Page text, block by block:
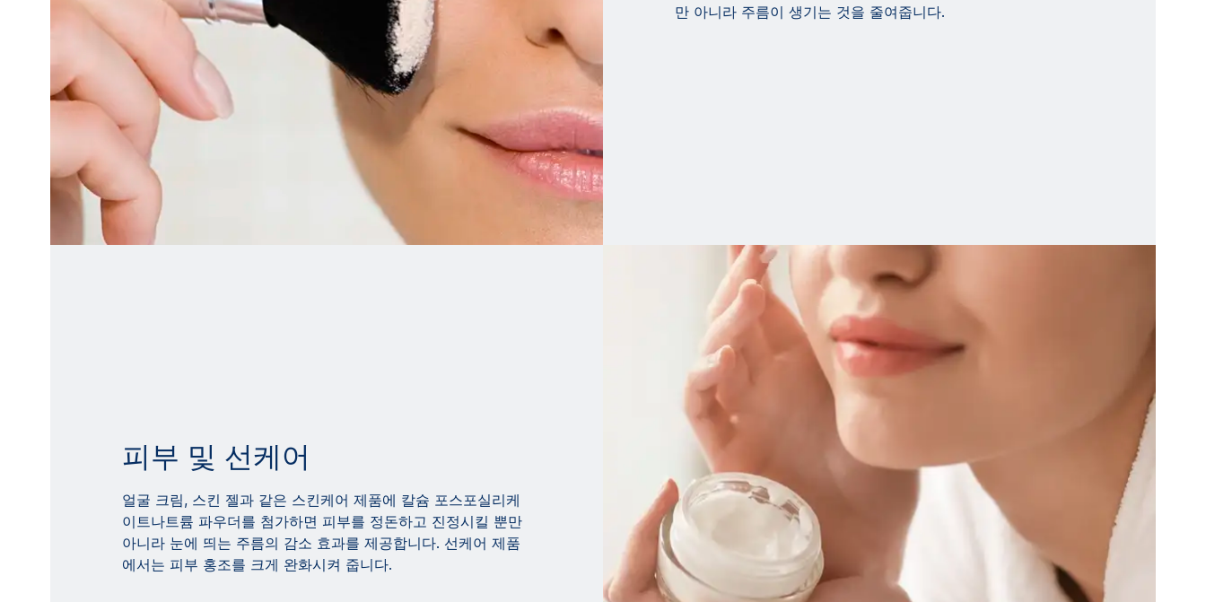
만 아니라 주름이 생기는 것을 줄여줍니다.
피부 및 선케어
얼굴 크림, 스킨 젤과 같은 스킨케어 제품에 칼슘 포스포실리케
이트나트륨 파우더를 첨가하면 피부를 정돈하고 진정시킬 뿐만
아니라 눈에 띄는 주름의 감소 효과를 제공합니다. 선케어 제품
에서는 피부 홍조를 크게 완화시켜 줍니다.